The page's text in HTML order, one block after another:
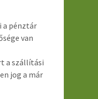
a pénztár
van
a szállítási
jog a már